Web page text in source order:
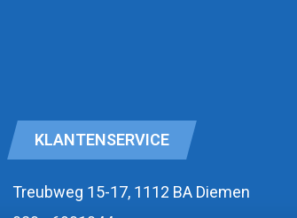
KLANTENSERVICE
Treubweg 15-17, 1112 BA Diemen